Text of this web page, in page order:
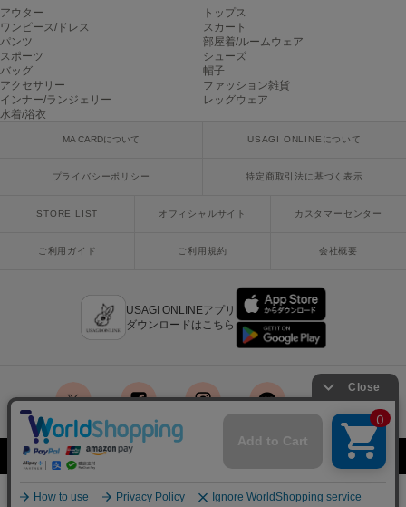
MIESROHE
ミースロエ
miies miim
ミーエスミーム
Mila Owen
ミラオーウェン
モワージュ
MUCHA
NIKE
ナイキ
NOWNS
ナウンス
null.
¥11,550税込 SOLD OUT 再入荷お知らせ
アウター
トップス
ワンピース/ドレス
スカート
パンツ
部屋着/ルームウェア
スポーツ
シューズ
バッグ
帽子
アクセサリー
ファッション雑貨
インナー/ランジェリー
レッグウェア
水着/浴衣
MA CARDについて USAGI ONLINEについて
プライバシーポリシー 特定商取引法に基づく表示
STORE LIST オフィシャルサイト カスタマーセンター
ご利用ガイド ご利用規約 会社概要
USAGI ONLINEアプリ
ダウンロードはこちら
x facebook mail
Copyright © 2018 Usagi Online Co.,Ltd. All Rights Reserved.